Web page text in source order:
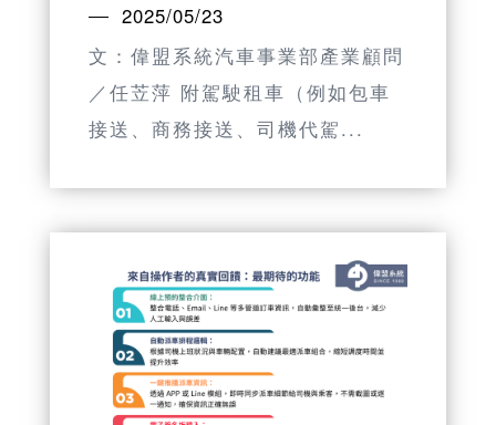
2025/05/23
文：偉盟系統汽車事業部產業顧問
／任苙萍 附駕駛租車（例如包車
接送、商務接送、司機代駕...